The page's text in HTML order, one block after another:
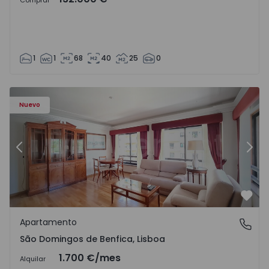
1 1 68 40 25 0
Nuevo
Anterior
São Domingos de Benfica, Lisboa
Apartamento
São Domingos de Benfica, Lisboa
Alquilar 1.700 €/mes